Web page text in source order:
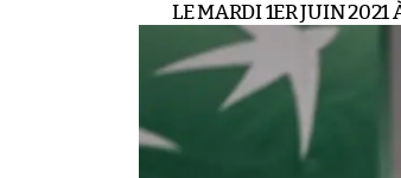
LE MARDI 1ER JUIN 2021